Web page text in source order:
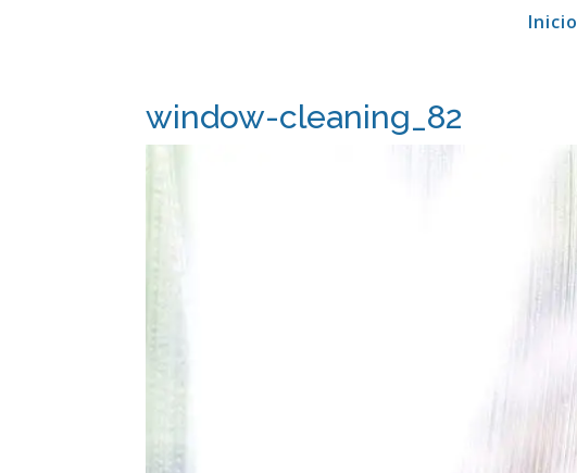
Inicio
window-cleaning_82